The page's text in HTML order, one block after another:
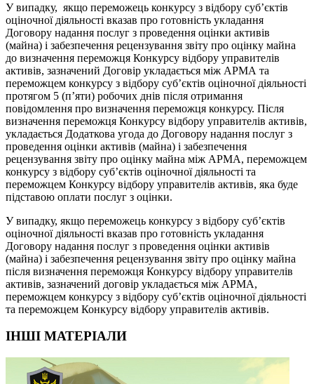
У випадку, якщо переможець конкурсу з відбору суб’єктів
оціночної діяльності вказав про готовність укладання
Договору надання послуг з проведення оцінки активів
(майна) і забезпечення рецензування звіту про оцінку майна
до визначення переможця Конкурсу відбору управителів
активів, зазначений Договір укладається між АРМА та
переможцем конкурсу з відбору суб’єктів оціночної діяльності
протягом 5 (п’яти) робочих днів після отримання
повідомлення про визначення переможця конкурсу. Після
визначення переможця Конкурсу відбору управителів активів,
укладається Додаткова угода до Договору надання послуг з
проведення оцінки активів (майна) і забезпечення
рецензування звіту про оцінку майна між АРМА, переможцем
конкурсу з відбору суб’єктів оціночної діяльності та
переможцем Конкурсу відбору управителів активів, яка буде
підставою оплати послуг з оцінки.
У випадку, якщо переможець конкурсу з відбору суб’єктів
оціночної діяльності вказав про готовність укладання
Договору надання послуг з проведення оцінки активів
(майна) і забезпечення рецензування звіту про оцінку майна
після визначення переможця Конкурсу відбору управителів
активів, зазначений договір укладається між АРМА,
переможцем конкурсу з відбору суб’єктів оціночної діяльності
та переможцем Конкурсу відбору управителів активів.
ІНШІ МАТЕРІАЛИ